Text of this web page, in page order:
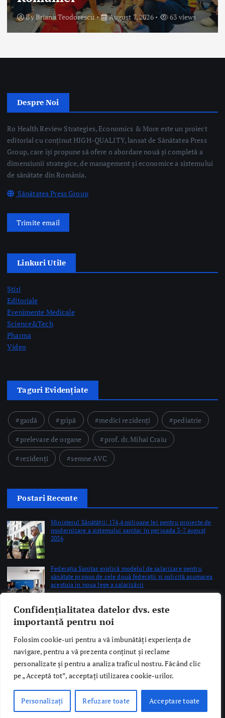
Confidențialitatea datelor dvs. este
importantă pentru noi
Folosim cookie-uri pentru a vă îmbunătăți experiența de
navigare, pentru a vă prezenta conținut și reclame
personalizate și pentru a analiza traficul nostru. Făcând clic
pe „Acceptă tot”, acceptați utilizarea cookie-urilor.
Personalizați Refuzare toate Acceptare toate
ByBriana Teodorescu August 7, 2026 63 views
Despre Noi
Ro Health Review Strategies, Economics & More este un proiect
editorial cu conținut HIGH-QUALITY, lansat de Sănătatea Press
Group, care își propune să ofere o abordare nouă și completă a
dimensiunii strategice, de management și economice a sistemului
de sănătate din România.
Sănătatea Press Group
Trimite email
Linkuri Utile
Știri
Editoriale
Evenimente Medicale
Science&Tech
Pharma
Video
Taguri Evidențiate
gardă gripă medici rezidenți
pediatrie
prelevare de organe
prof. dr. Mihai Craiu
rezidenți
semne AVC
Postari Recente
Ministerul Sănătății: 174,4 milioane lei pentru proiecte de
modernizare a sistemului sanitar în perioada 3-7 august
2026
Federația Sanitas explică modelul de salarizare pentru
sănătate propus de cele două federații și solicită asumarea
acestuia în noua lege a salarizării
by Briana Teodorescu
DSU: 200 de tineri, instruiți în acordarea primului ajutor
prin Programul Oficial de Internship al Guvernului
by Briana Teodorescu
Copyright © 2026 Ro Health Review | Powered bySănătatea Press
Group